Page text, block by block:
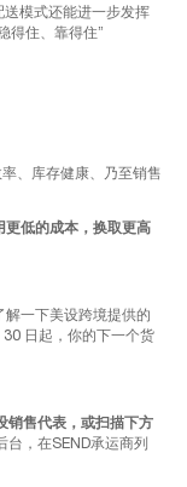
模式还能进一步发挥
得住、靠得住”
、库存健康、乃至销售
更低的成本，换取更高
一下美设跨境提供的
日起，你的下一个货
销售代表，或扫描下方
台，在SEND承运商列